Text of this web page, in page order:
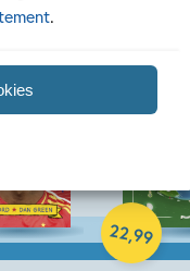
.
22,99
Hardcover